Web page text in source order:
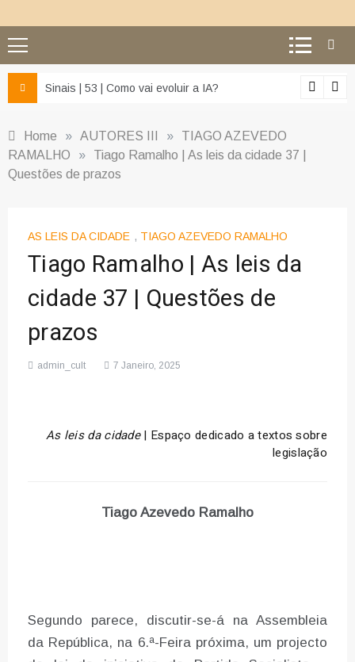
e da misericórdia’
Sinais | 53 | Como vai evoluir a IA?
Home » AUTORES III »
TIAGO AZEVEDO
RAMALHO
»
Tiago Ramalho | As leis da cidade 37 |
Questões de prazos
AS LEIS DA CIDADE , TIAGO AZEVEDO RAMALHO
Tiago Ramalho | As leis da
cidade 37 | Questões de
prazos
admin_cult 7 Janeiro, 2025
As leis da cidade| Espaço dedicado a textos sobre
legislação
Tiago Azevedo Ramalho
Segundo parece, discutir-se-á na Assembleia
da República, na 6.ª-Feira próxima, um projecto